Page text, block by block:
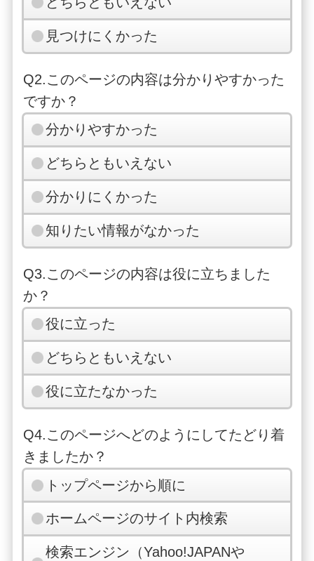
見つけにくかった
Q2.このページの内容は分かりやすかった
ですか？
分かりやすかった
どちらともいえない
分かりにくかった
知りたい情報がなかった
Q3.このページの内容は役に立ちました
か？
役に立った
どちらともいえない
役に立たなかった
Q4.このページへどのようにしてたどり着
きましたか？
トップページから順に
ホームページのサイト内検索
検索エンジン（Yahoo!JAPANや